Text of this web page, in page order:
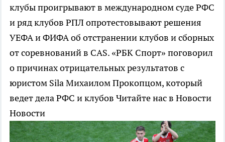
клубы проигрывают в международном судеРФС
и ряд клубов РПЛ опротестовывают решения
УЕФА и ФИФА об отстранении клубов и сборных
от соревнований в CAS. «РБК Спорт» поговорил
о причинах отрицательных результатов с
юристом Sila Михаилом Прокопцом, который
ведет дела РФС и клубов Читайте нас в Новости
Новости